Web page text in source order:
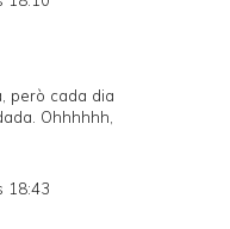
però cada dia
Ohhhhhh,
18:43